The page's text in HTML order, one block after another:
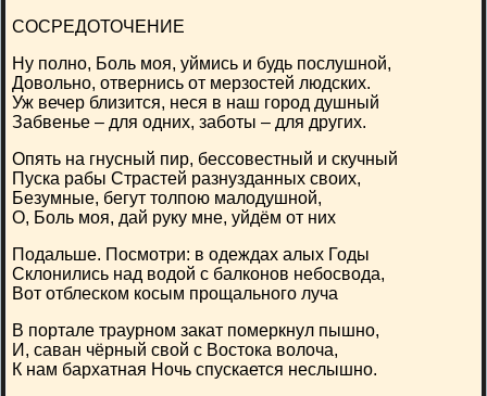
СОСРЕДОТОЧЕНИЕ
Ну полно, Боль моя, уймись и будь послушной,
Довольно, отвернись от мерзостей людских.
Уж вечер близится, неся в наш город душный
Забвенье – для одних, заботы – для других.
Опять на гнусный пир, бессовестный и скучный
Пуска рабы Страстей разнузданных своих,
Безумные, бегут толпою малодушной,
О, Боль моя, дай руку мне, уйдём от них
Подальше. Посмотри: в одеждах алых Годы
Склонились над водой с балконов небосвода,
Вот отблеском косым прощального луча
В портале траурном закат померкнул пышно,
И, саван чёрный свой с Востока волоча,
К нам бархатная Ночь спускается неслышно.